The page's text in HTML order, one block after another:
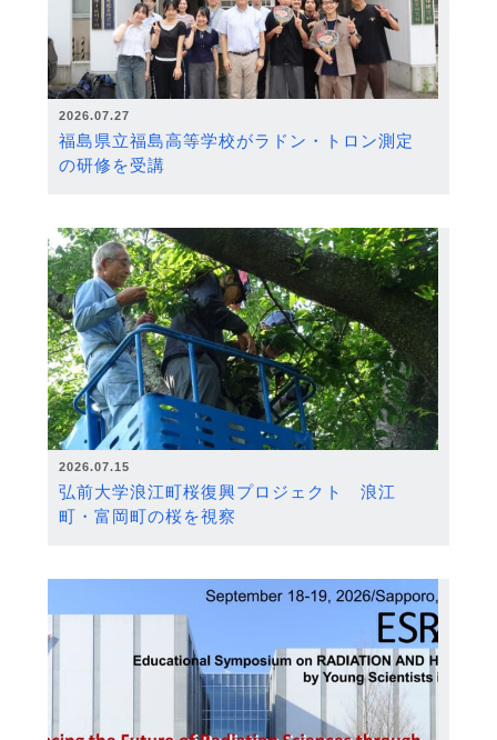
2026.07.27
福島県立福島高等学校がラドン・トロン測定
の研修を受講
2026.07.15
弘前大学浪江町桜復興プロジェクト 浪江
町・富岡町の桜を視察